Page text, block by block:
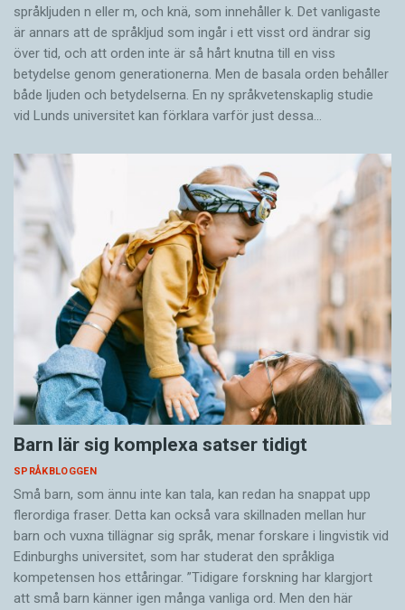
språkljuden n eller m, och knä, som innehåller k. Det vanligaste
är annars att de språkljud som ingår i ett visst ord ändrar sig
över tid, och att orden inte är så hårt knutna till en viss
betydelse genom generationerna. Men de basala orden behåller
både ljuden och betydelserna. En ny språkvetenskaplig studie
vid Lunds universitet kan förklara varför just dessa…
Barn lär sig komplexa satser tidigt
SPRÅKBLOGGEN
Små barn, som ännu inte kan tala, kan redan ha snappat upp
flerordiga fraser. Detta kan också vara skillnaden mellan hur
barn och vuxna tillägnar sig språk, menar forskare i lingvistik vid
Edinburghs universitet, som har studerat den språkliga
kompetensen hos ettåringar. ”Tidigare forskning har klargjort
att små barn känner igen många vanliga ord. Men den här